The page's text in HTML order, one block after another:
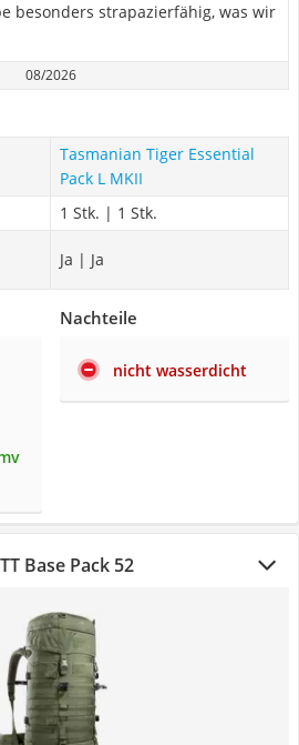
besonders strapazierfähig, was wir
08/2026
Tasmanian Tiger Essential
Pack L MKII
1 Stk. | 1 Stk.
Ja | Ja
Nachteile
nicht wasserdicht
Base Pack 52